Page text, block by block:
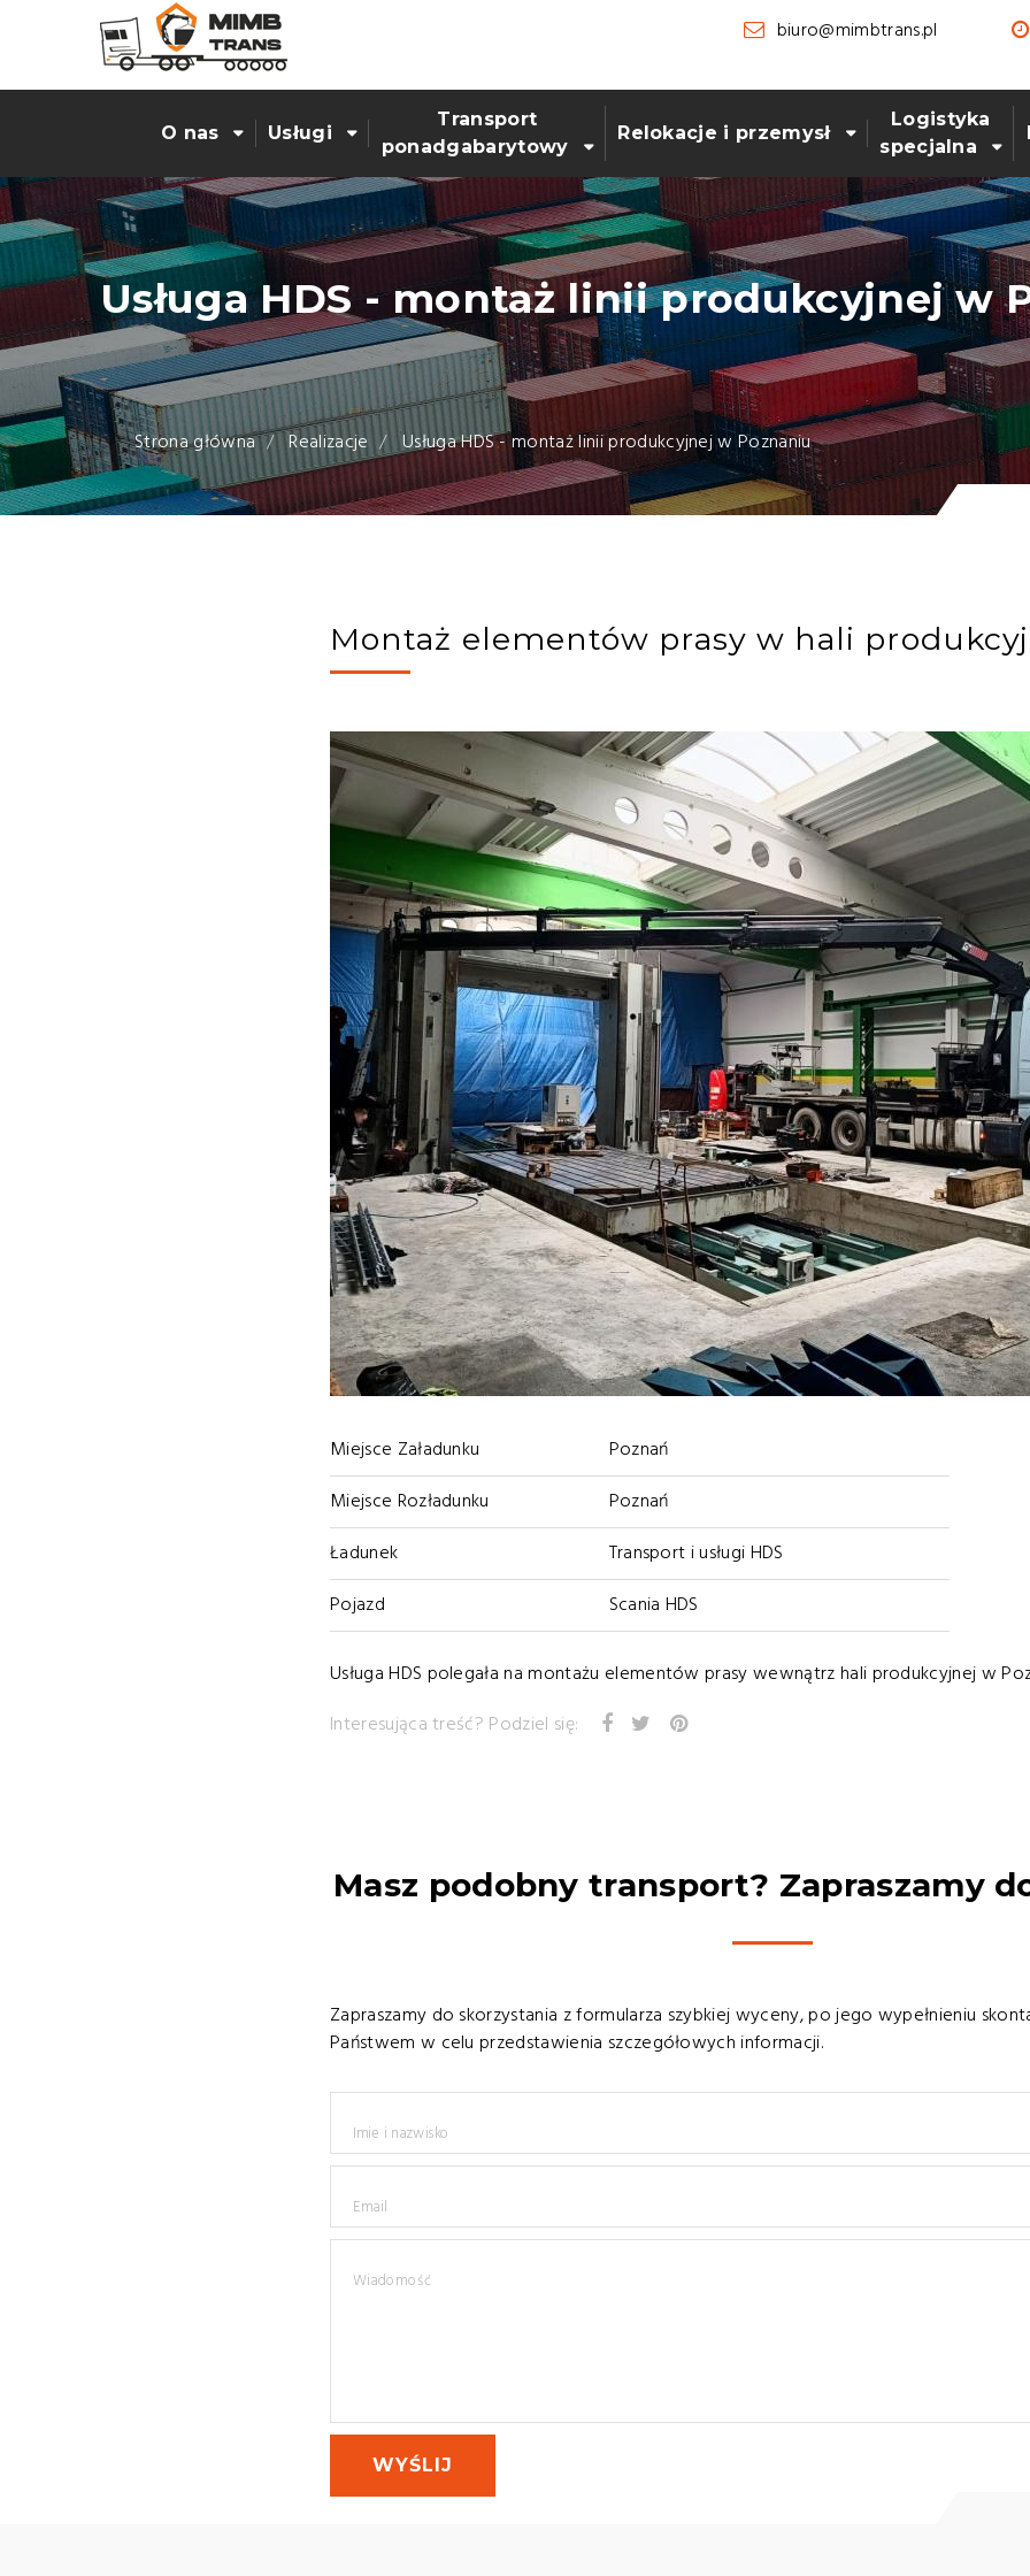
biuro@mimbtrans.pl
O nas Usługi
Transport
ponadgabarytowy
Relokacje i przemysł
Logistyka
specjalna
Usługa HDS - montaż linii produkcyjnej w
Strona główna Realizacje Usługa HDS - montaż linii produkcyjnej w Poznaniu
Montaż elementów prasy w hali
Miejsce Załadunku
Poznań
Miejsce Rozładunku
Poznań
Ładunek
Transport i usługi HDS
Pojazd
Scania HDS
Usługa HDS polegała na montażu elementów prasy wewnątrz hali produkcyjnej w
Interesująca treść? Podziel się:
Masz podobny transport? Zapraszamy
Zapraszamy do skorzystania z formularza szybkiej wyceny, po jego wypełnieniu
Państwem w celu przedstawienia szczegółowych informacji.
Imie i nazwisko
Email
Wiadomość